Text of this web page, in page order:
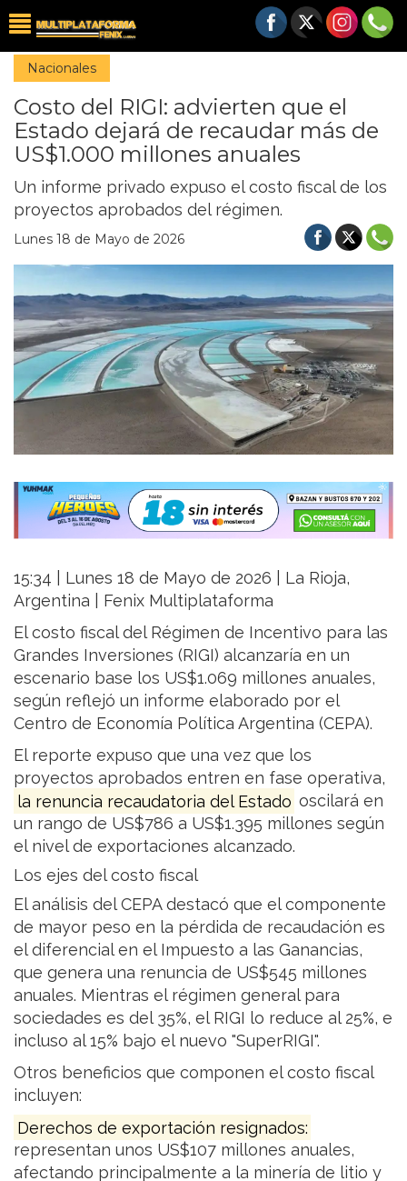
Nacionales
Costo del RIGI: advierten que el
Estado dejará de recaudar más de
US$1.000 millones anuales
Un informe privado expuso el costo fiscal de los
proyectos aprobados del régimen.
Lunes 18 de Mayo de 2026
15:34 | Lunes 18 de Mayo de 2026 | La Rioja,
Argentina | Fenix Multiplataforma
El costo fiscal del Régimen de Incentivo para las
Grandes Inversiones (RIGI) alcanzaría en un
escenario base los US$1.069 millones anuales,
según reflejó un informe elaborado por el
Centro de Economía Política Argentina (CEPA).
El reporte expuso que una vez que los
proyectos aprobados entren en fase operativa,
la renuncia recaudatoria del Estado oscilará en
un rango de US$786 a US$1.395 millones según
el nivel de exportaciones alcanzado.
Los ejes del costo fiscal
El análisis del CEPA destacó que el componente
de mayor peso en la pérdida de recaudación es
el diferencial en el Impuesto a las Ganancias,
que genera una renuncia de US$545 millones
anuales. Mientras el régimen general para
sociedades es del 35%, el RIGI lo reduce al 25%, e
incluso al 15% bajo el nuevo "SuperRIGI".
Otros beneficios que componen el costo fiscal
incluyen:
Derechos de exportación resignados:
representan unos US$107 millones anuales,
afectando principalmente a la minería de litio y